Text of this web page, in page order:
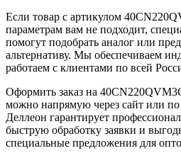
Если товар с артикулом
параметрам вам не подходит,
помогут подобрать аналог или
альтернативу. Мы обеспечиваем
работаем с клиентами по всей
Оформить заказ на
можно напрямую через сайт или
Деллеон гарантирует
быструю обработку заявки и
специальные предложения для